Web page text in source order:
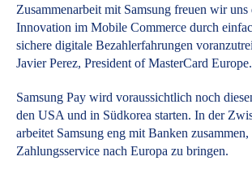
Zusammenarbeit mit Samsung freuen wir uns
Innovation im Mobile Commerce durch
sichere digitale Bezahlerfahrungen
Javier Perez, President of MasterCard Europe.
Samsung Pay wird voraussichtlich noch
den USA und in Südkorea starten. In der
arbeitet Samsung eng mit Banken zusammen,
Zahlungsservice nach Europa zu bringen.